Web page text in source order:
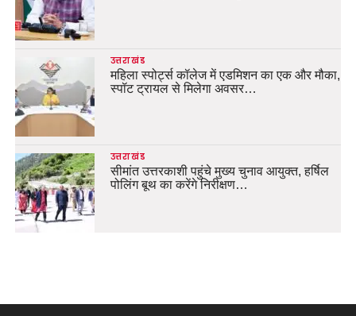
उत्तराखंड
महिला स्पोर्ट्स कॉलेज में एडमिशन का एक और मौका,
स्पॉट ट्रायल से मिलेगा अवसर…
उत्तराखंड
सीमांत उत्तरकाशी पहुंचे मुख्य चुनाव आयुक्त, हर्षिल
पोलिंग बूथ का करेंगे निरीक्षण…